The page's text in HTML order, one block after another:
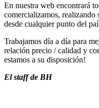
En nuestra web encontrará
comercializamos, realizando
desde cualquier punto del
Trabajamos día a día para
relación precio / calidad y
estamos a su disposición!
El staff de BH